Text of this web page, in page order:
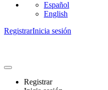
Español
English
RegistrarInicia sesión
Registrar